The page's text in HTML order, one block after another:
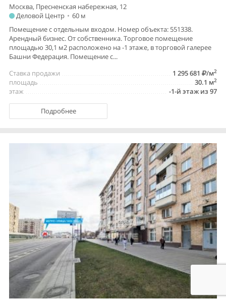
Москва, Пресненская набережная, 12
Деловой Центр • 60 м
Помещение с отдельным входом. Номер объекта: 551338.
Арендный бизнес. От собственника. Торговое помещение
площадью 30,1 м2 расположено на -1 этаже, в торговой галерее
Башни Федерация. Помещение с...
1 295 681
/м2
Ставка продажи
30.1 м2
площадь
-1-й этаж из 97
этаж
Подробнее